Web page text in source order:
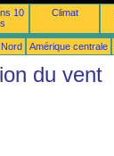
10
Climat
Amérique centrale
du vent